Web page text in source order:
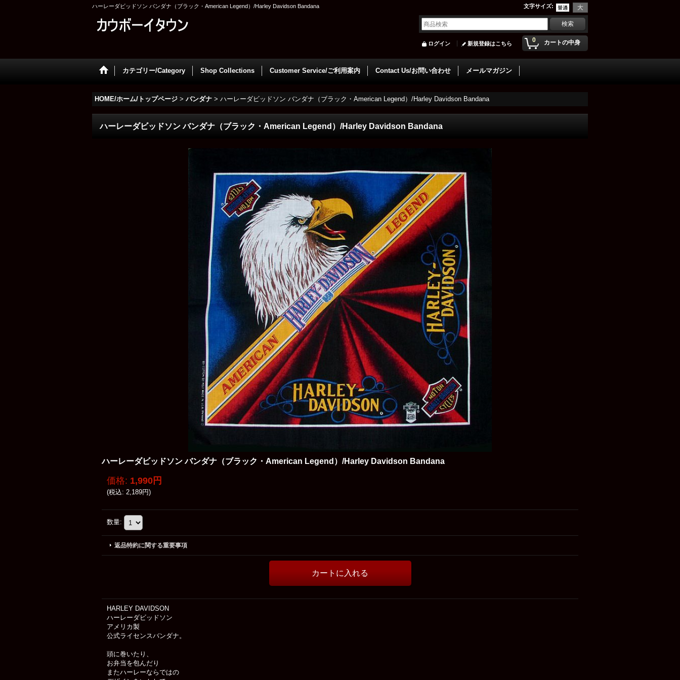
ハーレーダビッドソン バンダナ（ブラック・American Legend）/Harley Davidson Bandana 文字サイズ:
0 カートの中身
ログイン 新規登録はこちら
カテゴリー/Category Shop Collections Customer Service/ご利用案内 Contact Us/お問い合わせ メールマガジン
HOME/ホーム/トップページ > バンダナ > ハーレーダビッドソン バンダナ（ブラック・American Legend）/Harley Davidson Bandana
ハーレーダビッドソン バンダナ（ブラック・American Legend）/Harley Davidson Bandana
ハーレーダビッドソン バンダナ（ブラック・American Legend）/Harley Davidson Bandana
価格: 1,990円
(税込: 2,189円)
数量:
返品特約に関する重要事項
HARLEY DAVIDSON
ハーレーダビッドソン
アメリカ製
公式ライセンスバンダナ。
頭に巻いたり、
お弁当を包んだり
またハーレーならではの